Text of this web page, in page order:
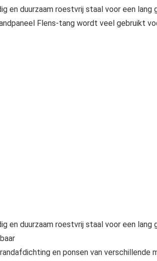
en duurzaam roestvrij staal voor een lang
Flens-tang wordt veel gebruikt
en duurzaam roestvrij staal voor een lang
en ponsen van verschillende